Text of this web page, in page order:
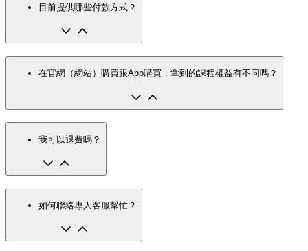
目前提供哪些付款方式？
在官網（網站）購買跟App購買，拿到的課程權益有不同嗎？
我可以退費嗎？
如何聯絡專人客服幫忙？